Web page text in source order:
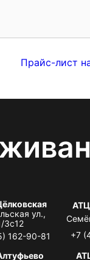
Прайс-лист
ул.,
3с12
162-90-81
+7